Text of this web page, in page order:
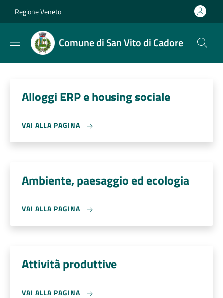
Regione Veneto
Comune di San Vito di Cadore
Alloggi ERP e housing sociale
VAI ALLA PAGINA
Ambiente, paesaggio ed ecologia
VAI ALLA PAGINA
Attività produttive
VAI ALLA PAGINA